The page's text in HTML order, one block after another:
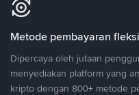
Metode pembayaran
Dipercaya oleh jutaan
menyediakan platform yang
kripto dengan 800+ metode